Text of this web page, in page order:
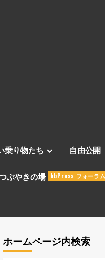
乗り物たち 自由公開
ぶやきの場 bbPress フォーラム
ホームページ内検索